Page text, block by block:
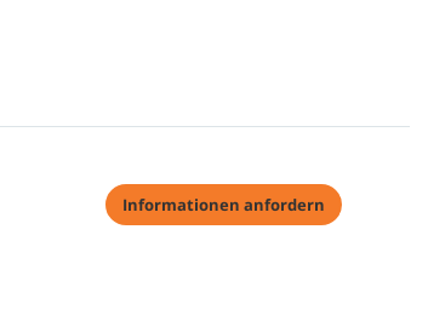
Informationen anfordern